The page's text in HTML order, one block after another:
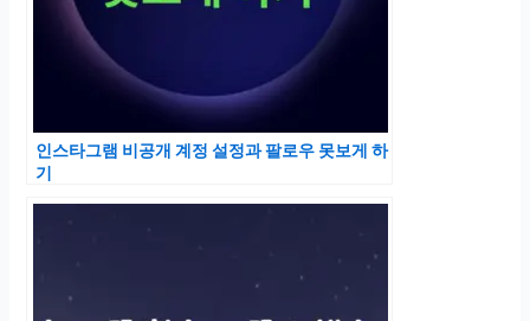
인스타그램 비공개 계정 설정과 팔로우 못보게 하
기